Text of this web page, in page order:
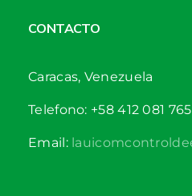
CONTACTO
Caracas, Venezuela
Telefono: +58 412 081
Email: